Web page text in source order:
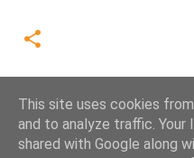
This site uses cookies
and to analyze traffic. Your
shared with Google along